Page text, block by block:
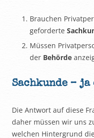
Brauchen
geforderte
Müssen
der Behörde
Sachkunde –
Die Antwort auf diese
daher müssen wir uns
welchen Hintergrund